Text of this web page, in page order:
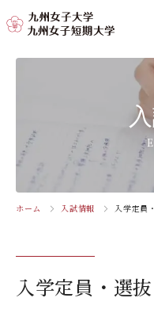
在学生の方へ
卒業生の方へ
保護者の方へ
学長メッセージ
キャンパスマップ・施設紹
教育理念・学則
九州女子大学
家政学部
人間科学部
児童・幼児教育学科
九州女子短期大学
子ども健康学科
専攻科
子ども健康学専攻
キャンパスカレンダー
学納金
奨学金
就職活動年間スケジュー
就職対策講座・ガイダンス
就職・キャリア支援
入学試験要項・提出書類
入試日程・科目
出願方法
交通アクセス
施設・設備360°ストリートビ
ホーム 入試情報 入学定員
入学定員・選